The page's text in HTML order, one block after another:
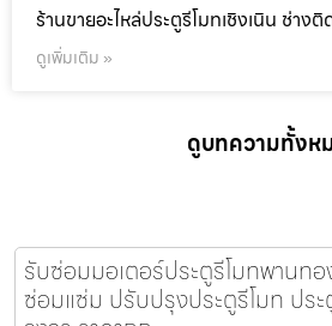
ร้านขายอะไหล่ประตูรีโมทเชิงเนิน ช่างติ
ดูเพิ่มเติม »
ดูบทความทั้งห
รับซ่อมมอเตอร์ประตูรีโมทพานท
ซ่อมแซ่ม ปรับปรุงประตูรีโมท ปร